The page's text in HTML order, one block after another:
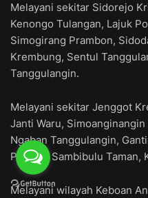
Melayani sekitar Sidorejo
Kenongo Tulangan, Lajuk
Simogirang Prambon,
Krembung, Sentul
Tanggulangin.
Melayani sekitar Jenggot
Janti Waru,
Ngaban Tanggulangin,
Porong, Sambibulu Taman,
Melayani wilayah Keboan